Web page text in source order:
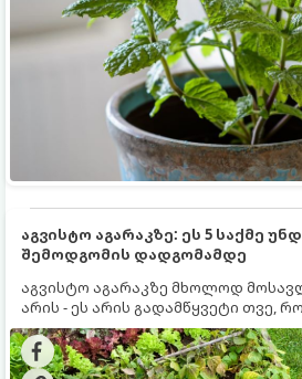
აგვისტო აგარაკზე: ეს 5 საქმე
შემოდგომის დადგომამდე
აგვისტო აგარაკზე მხოლოდ
არის - ეს არის გადამწყვეტი თვე,
ეყრება მომავალი წლის მოსავალს
შემოდგომა-ზამთრის
ნიადაგმა ენერგია აღიდგინოს,